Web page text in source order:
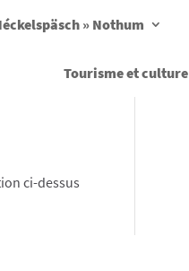
» Nothum
Tourisme et culture
ci-dessus